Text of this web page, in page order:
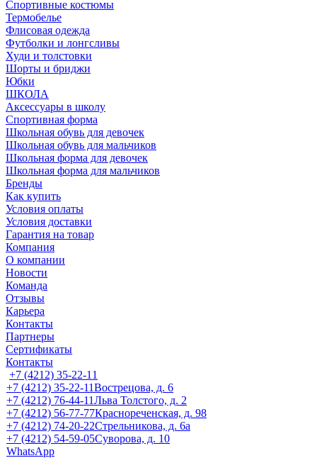
Спортивные костюмы
Термобелье
Флисовая одежда
Футболки и лонгсливы
Худи и толстовки
Шорты и бриджи
Юбки
ШКОЛА
Аксессуары в школу
Спортивная форма
Школьная обувь для девочек
Школьная обувь для мальчиков
Школьная форма для девочек
Школьная форма для мальчиков
Бренды
Как купить
Условия оплаты
Условия доставки
Гарантия на товар
Компания
О компании
Новости
Команда
Отзывы
Карьера
Контакты
Партнеры
Сертификаты
Контакты
+7 (4212) 35-22-11
+7 (4212) 35-22-11Вострецова, д. 6
+7 (4212) 76-44-11Льва Толстого, д. 2
+7 (4212) 56-77-77Краснореченская, д. 98
+7 (4212) 74-20-22Стрельникова, д. 6а
+7 (4212) 54-59-05Суворова, д. 10
WhatsApp